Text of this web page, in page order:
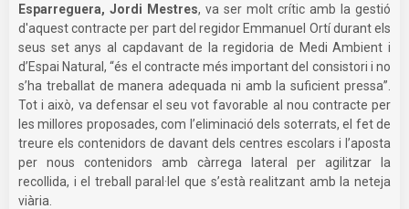
Esparreguera, Jordi Mestres, va ser molt crític amb la gestió
d'aquest contracte per part del regidor Emmanuel Ortí durant els
seus set anys al capdavant de la regidoria de Medi Ambient i
d’Espai Natural, “és el contracte més important del consistori i no
s’ha treballat de manera adequada ni amb la suficient pressa”.
Tot i això, va defensar el seu vot favorable al nou contracte per
les millores proposades, com l’eliminació dels soterrats, el fet de
treure els contenidors de davant dels centres escolars i l’aposta
per nous contenidors amb càrrega lateral per agilitzar la
recollida, i el treball paral·lel que s’està realitzant amb la neteja
viària.